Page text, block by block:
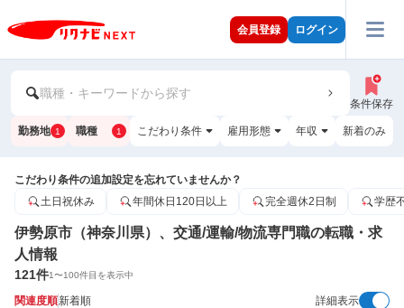
会員登録 ログイン
職種・キーワードから探す
条件保存
勤務地 1 職種 1 こだわり条件 雇用形態 年収 新着のみ
こだわり条件の追加設定を忘れていませんか？
土日祝休み
年間休日120日以上 完全週休2日制 学歴
伊勢原市（神奈川県）、交通/運輸/物流専門職の転職・求
人情報
121件1〜100件目を表示中
関連度順新着順 詳細表示